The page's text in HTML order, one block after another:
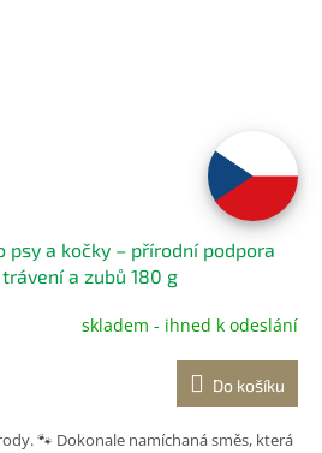
psy a kočky – přírodní podpora
a zubů 180 g
skladem - ihned k odeslání
Do košíku
🐾 Dokonale namíchaná směs, která